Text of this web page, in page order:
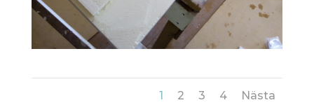
1 2 3 4 Nästa